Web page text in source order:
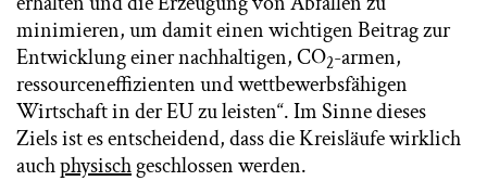
minimieren, um damit einen wichtigen Beitrag zur
Entwicklung einer nachhaltigen, CO2-armen,
ressourceneffizienten und wettbewerbsfähigen
Wirtschaft in der EU zu leisten“. Im Sinne dieses
Ziels ist es entscheidend, dass die Kreisläufe wirklich
auchphysischgeschlossen werden.